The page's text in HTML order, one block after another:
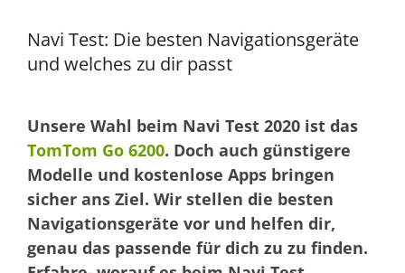
Navi Test: Die besten Navigationsgeräte
und welches zu dir passt
Unsere Wahl beim Navi Test 2020 ist das
TomTom Go 6200. Doch auch günstigere
Modelle und kostenlose Apps bringen
sicher ans Ziel. Wir stellen die besten
Navigationsgeräte vor und helfen dir,
genau das passende für dich zu zu finden.